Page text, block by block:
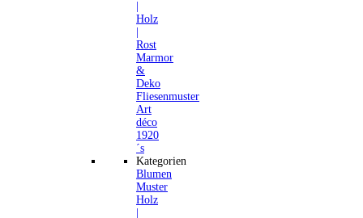
Holz
Rost
Marmor
&
Deko
Fliesenmuster
Art
déco
1920
´s
Kategorien
Blumen
Muster
Holz